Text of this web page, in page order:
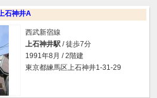
石神井A
西武新宿線
上石神井駅 / 徒歩7分
1991年8月 / 2階建
東京都練馬区上石神井1-31-29